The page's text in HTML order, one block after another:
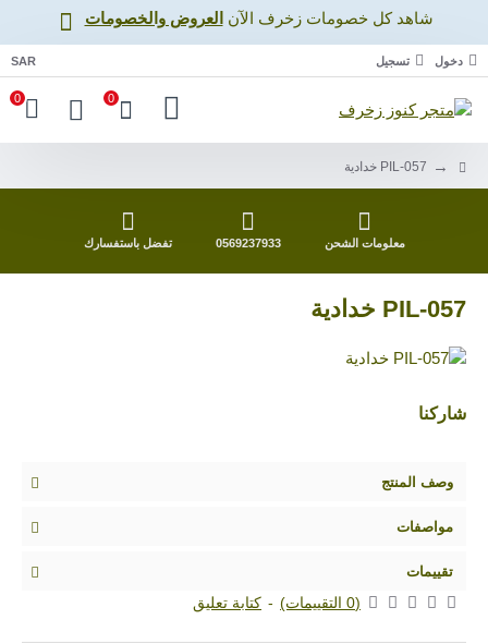
شاهد كل خصومات زخرف اﻵن العروض والخصومات
دخول تسجيل SAR
0
0
PIL-057 خدادية
معلومات الشحن 0569237933 تفضل باستفسارك
PIL-057 خدادية
شاركنا
وصف المنتج
مواصفات
تقييمات
(0 التقييمات) - كتابة تعليق